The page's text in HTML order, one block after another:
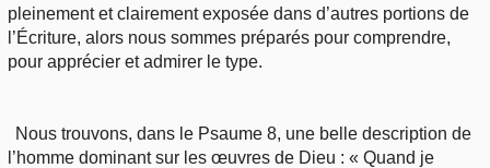
pleinement et clairement exposée dans d’autres portions de
l’Écriture, alors nous sommes préparés pour comprendre,
pour apprécier et admirer le type.
Nous trouvons, dans le Psaume 8, une belle description de
l’homme dominant sur les œuvres de Dieu : « Quand je